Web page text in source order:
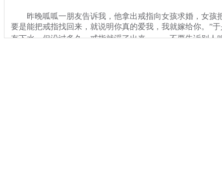
昨晚呱呱一朋友告诉我，他拿出戒指向女孩求婚，女孩
要是能把戒指找回来，就说明你真的爱我，我就嫁给你。”
有下水，但没过多久，戒指就浮了出来。。。不要告诉别人